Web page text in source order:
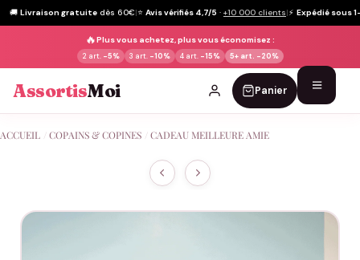
🚚 Livraison gratuite dès 60€|⭐ Avis vérifiés 4,7/5 · +10 000 clients|⚡ Expédié sous
🔥Plus vous achetez, plus vous économisez :
2 art. -5% 3 art. -10% 4 art. -15% 5+ art. -20%
AssortisMoi Panier
au
ACCUEIL COPAINS & COPINES CADEAU MEILLEURE AMIE